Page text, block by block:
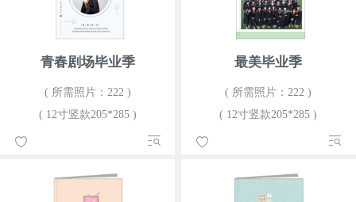
青春剧场毕业季
( 所需照片：222 )
( 12寸竖款205*285 )
最美毕业季
( 所需照片：222 )
( 12寸竖款205*285 )